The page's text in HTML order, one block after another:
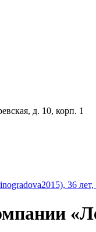
д. 10, корп. 1